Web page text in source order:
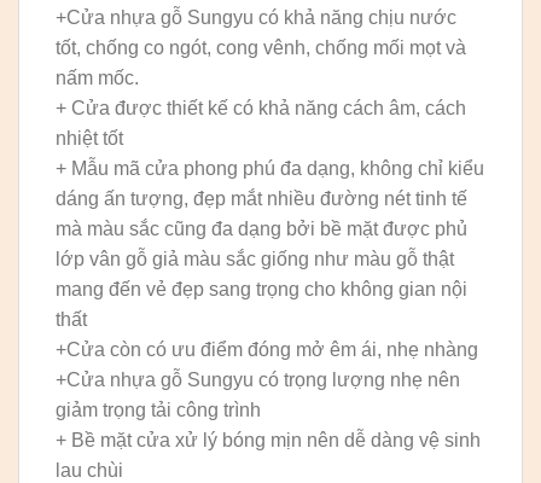
+Cửa nhựa gỗ Sungyu có khả năng chịu nước
tốt, chống co ngót, cong vênh, chống mối mọt và
nấm mốc.
+ Cửa được thiết kế có khả năng cách âm, cách
nhiệt tốt
+ Mẫu mã cửa phong phú đa dạng, không chỉ kiểu
dáng ấn tượng, đẹp mắt nhiều đường nét tinh tế
mà màu sắc cũng đa dạng bởi bề mặt được phủ
lớp vân gỗ giả màu sắc giống như màu gỗ thật
mang đến vẻ đẹp sang trọng cho không gian nội
thất
+Cửa còn có ưu điểm đóng mở êm ái, nhẹ nhàng
+Cửa nhựa gỗ Sungyu có trọng lượng nhẹ nên
giảm trọng tải công trình
+ Bề mặt cửa xử lý bóng mịn nên dễ dàng vệ sinh
lau chùi